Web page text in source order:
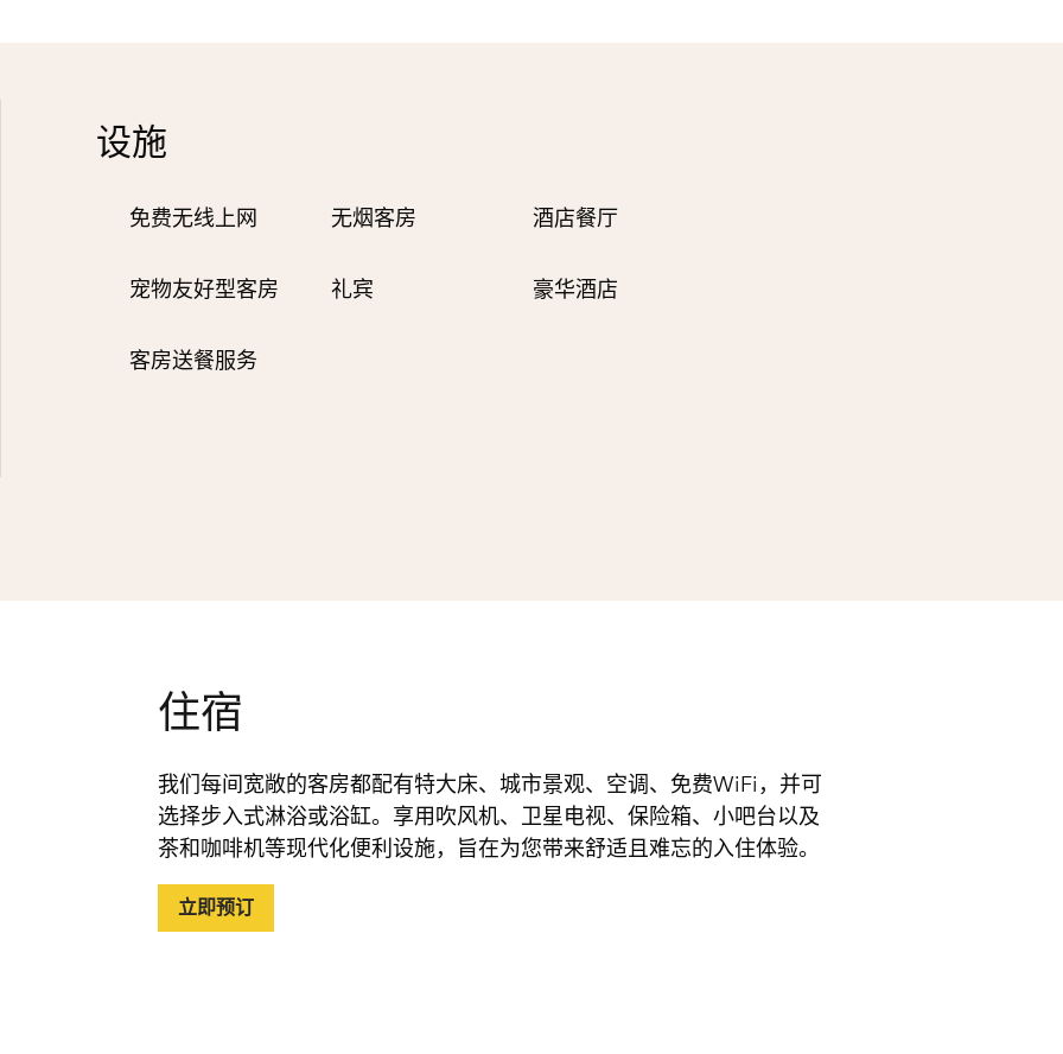
设施
免费无线上网 无烟客房 酒店餐厅
宠物友好型客房 礼宾 豪华酒店
客房送餐服务
住宿
我们每间宽敞的客房都配有特大床、城市景观、空调、免费WiFi，并可
选择步入式淋浴或浴缸。享用吹风机、卫星电视、保险箱、小吧台以及
茶和咖啡机等现代化便利设施，旨在为您带来舒适且难忘的入住体验。
立即预订